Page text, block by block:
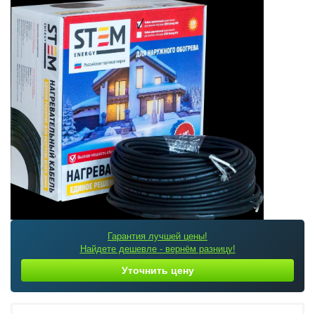
Гарантия лучшей цены!
Найдете дешевле - вернём разницу!
Уточнить цену